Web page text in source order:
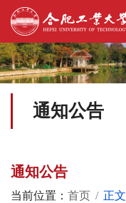
通知公告
通知公告
当前位置： 首页 正文